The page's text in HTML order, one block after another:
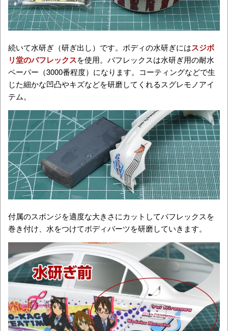
続いて水研ぎ（研ぎ出し）です。ボディの水研ぎにはスジボ
リ堂のバフレックスを使用。バフレックスは水研ぎ用の耐水
ペーパー（3000番程度）になります。コーティングなどで生
じた細かな凹凸やキズなどを研磨してくれるスグレモノアイ
テム。
付属のスポンジを適度な大きさにカットしてバフレックスを
巻き付け、水をつけてボディパーツを研磨していきます。